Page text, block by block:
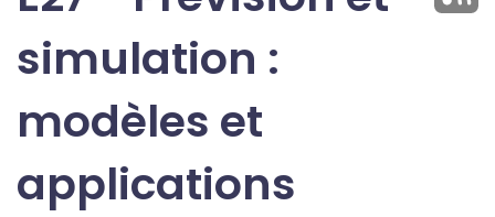
simulation :
modèles et
applications